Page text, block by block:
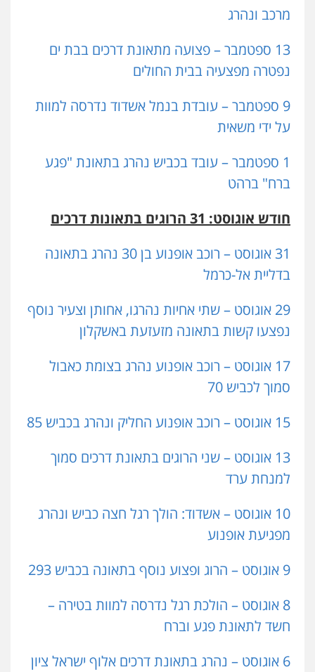
מרכב ונהרג
13 ספטמבר – פצועה מתאונת דרכים בבת ים
נפטרה מפצעיה בבית החולים
9 ספטמבר – עובדת בנמל אשדוד נדרסה למוות
על ידי משאית
1 ספטמבר – עובד בכביש נהרג בתאונת "פגע
ברח" ברהט
חודש אוגוסט: 31 הרוגים בתאונות דרכים
31 אוגוסט – רוכב אופנוע בן 30 נהרג בתאונה
בדליית אל-כרמל
29 אוגוסט – שתי אחיות נהרגו, אחותן וצעיר נוסף
נפצעו קשות בתאונה מזעזעת באשקלון
17 אוגוסט – רוכב אופנוע נהרג בצומת כאבול
סמוך לכביש 70
15 אוגוסט – רוכב אופנוע החליק ונהרג בכביש 85
13 אוגוסט – שני הרוגים בתאונת דרכים סמוך
למנחת ערד
10 אוגוסט – אשדוד: הולך רגל חצה כביש ונהרג
מפגיעת אופנוע
9 אוגוסט – הרוג ופצוע נוסף בתאונה בכביש 293
8 אוגוסט – הולכת רגל נדרסה למוות בטירה –
חשד לתאונת פגע וברח
6 אוגוסט – נהרג בתאונת דרכים אלוף ישראל ציון